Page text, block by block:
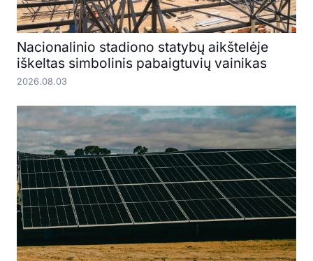
Nacionalinio stadiono statybų aikštelėje
iškeltas simbolinis pabaigtuvių vainikas
2026.08.03